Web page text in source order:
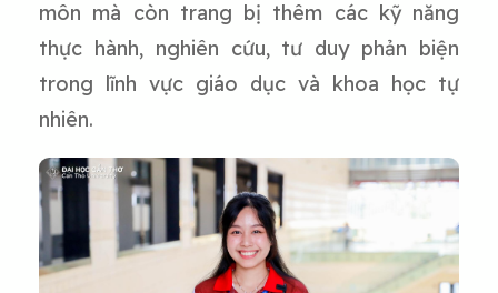
môn mà còn trang bị thêm các kỹ năng
thực hành, nghiên cứu, tư duy phản biện
trong lĩnh vực giáo dục và khoa học tự
nhiên.